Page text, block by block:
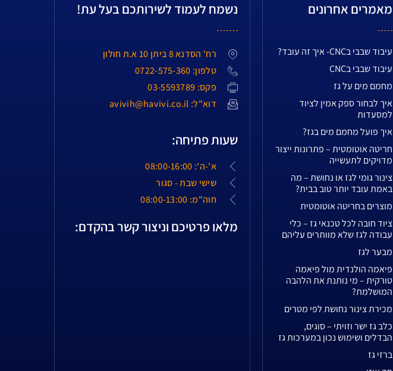
מאמרים אחרונים
עיבוד שבבי בCNC- איך זה עובד?
עיבוד שבבי בCNC
מחמם מים על גז
איך לבחור ספק אמין לציוד
למסעדות
איך פועל מחמם מים בגז?
חריטה אוטומטית – פתרונות ייצור
מדויקים לתעשייה
צינור גומי לגז או נחושת – מה
באמת עובד יותר טוב בבית?
מוצרים בחריטה אוטומטית
ציוד חובה לכל טכנאי גז – כלי
עבודה לגז שלא מוותרים עליהם
מבער לגז
פיאמה הולנדית מול פיאמה
טורקית – מי נותנת את הלהבה
המושלמת?
מכירת צינור נחושת לפי מטרים
כלב גז ישר וזויתי – סוגים,
הבדלים ושימוש נכון במערכות גז
ברזי גז
נשמח לעמוד לשירותכם בעל עת!
רח' הסדנא 8 ביתן 10 א.ת חולון
טלפון: 0722-575-360
פקס: 03-5593789
דוא"ל: avivih@havivi.co.il
שעות פתיחה:
א'-ה': 08:00-16:00
שישי שבת - סגור
חוה"מ: 08:00-13:00
מלאו פרטיכם וניצור קשר בהקדם: